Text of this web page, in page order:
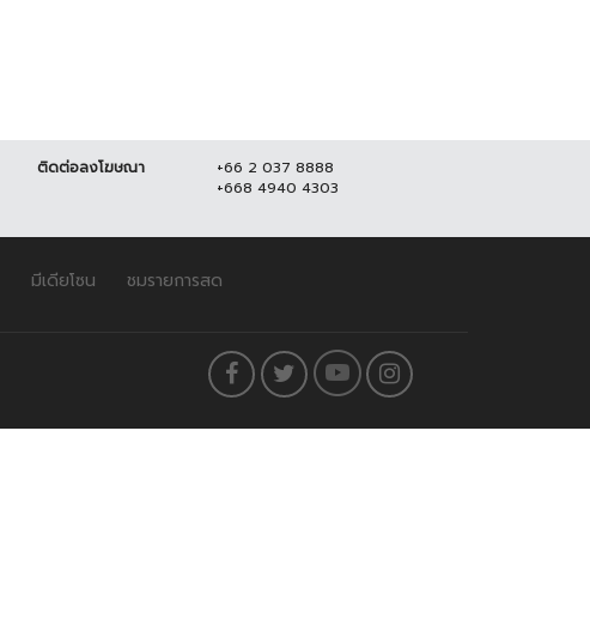
ติดต่อลงโฆษณา
+66 2 037 8888
+668 4940 4303
มีเดียโซน ชมรายการสด